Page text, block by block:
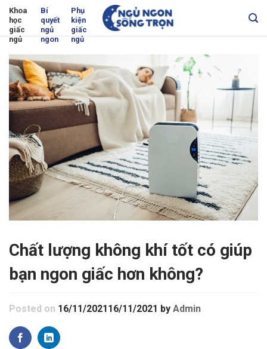
Skip
content
Khoa
học
giấc
ngủ
Bí
quyết
ngủ
ngon
Phụ
kiện
giấc
ngủ
Chất lượng không khí tốt có giúp
bạn ngon giấc hơn không?
Posted on 16/11/2021 16/11/2021 by Admin